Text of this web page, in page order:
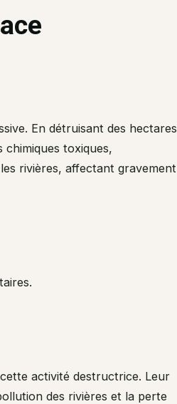
En détruisant des hectares
toxiques,
rivières, affectant gravement
activité destructrice. Leur
des rivières et la perte